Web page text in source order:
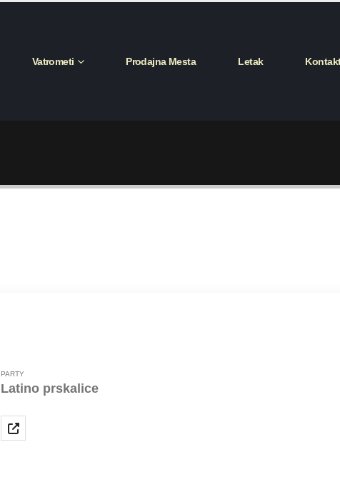
Vatrometi Prodajna Mesta Letak
PARTY
Latino prskalice